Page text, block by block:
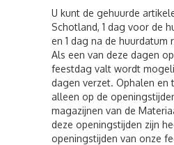
U kunt de gehuurde
Schotland, 1 dag voor de
en 1 dag na de huurdatum
Als een van deze dagen
feestdag valt wordt
dagen verzet. Ophalen en
alleen op de
magazijnen van de
deze openingstijden zijn
openingstijden van onze